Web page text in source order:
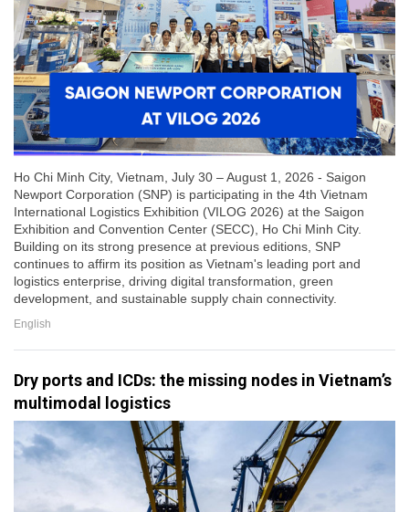
Ho Chi Minh City, Vietnam, July 30 – August 1, 2026 - Saigon
Newport Corporation (SNP) is participating in the 4th Vietnam
International Logistics Exhibition (VILOG 2026) at the Saigon
Exhibition and Convention Center (SECC), Ho Chi Minh City.
Building on its strong presence at previous editions, SNP
continues to affirm its position as Vietnam's leading port and
logistics enterprise, driving digital transformation, green
development, and sustainable supply chain connectivity.
English
Dry ports and ICDs: the missing nodes in Vietnam’s
multimodal logistics